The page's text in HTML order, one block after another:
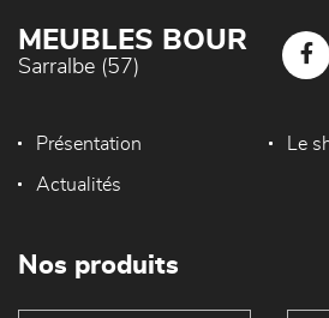
MEUBLES BOUR
Sarralbe (57)
Présentation Le
Actualités
Nos produits